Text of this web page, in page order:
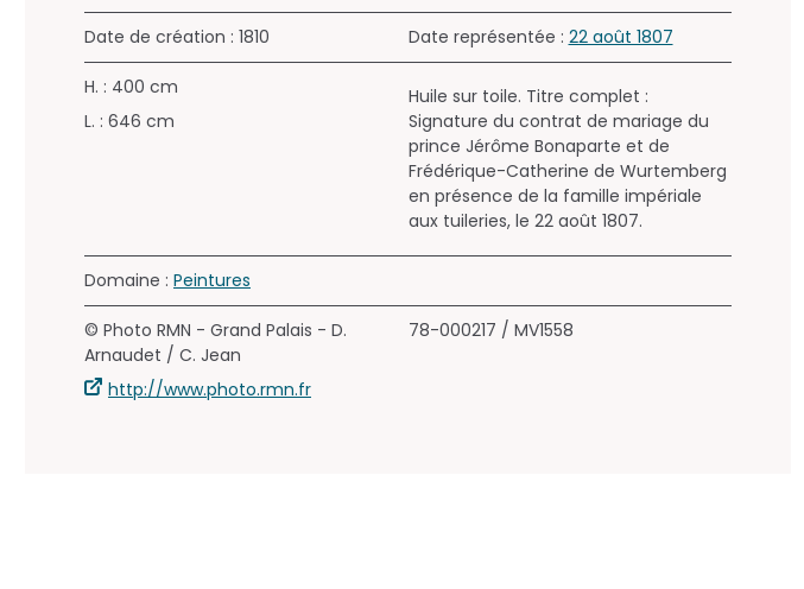
Date de création : 1810 Date représentée : 22 août 1807
H. : 400 cm
L. : 646 cm
Huile sur toile. Titre complet :
Signature du contrat de mariage du
prince Jérôme Bonaparte et de
Frédérique-Catherine de Wurtemberg
en présence de la famille impériale
aux tuileries, le 22 août 1807.
Domaine : Peintures
© Photo RMN - Grand Palais - D.
Arnaudet / C. Jean
http://www.photo.rmn.fr
78-000217 / MV1558